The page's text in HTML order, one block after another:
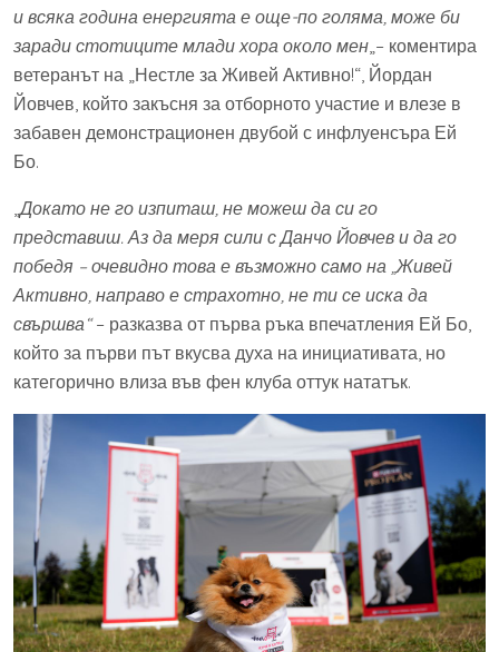
и всяка година енергията е още-по голяма, може би
заради стотиците млади хора около мен „– коментира
ветеранът на „Нестле за Живей Активно!“, Йордан
Йовчев, който закъсня за отборното участие и влезе в
забавен демонстрационен двубой с инфлуенсъра Ей
Бо.
„Докато не го изпиташ, не можеш да си го
представиш. Аз да меря сили с Данчо Йовчев и да го
победя – очевидно това е възможно само на „Живей
Активно, направо е страхотно, не ти се иска да
свършва“– разказва от първа ръка впечатления Ей Бо,
който за първи път вкусва духа на инициативата, но
категорично влиза във фен клуба оттук нататък.